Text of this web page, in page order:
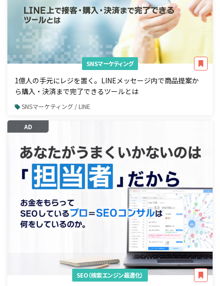
SNSマーケティング
1億人の手元にレジを置く。LINEメッセージ内で商品提案か
ら購入・決済まで完了できるツールとは
SNSマーケティング / LINE
AD
SEO（検索エンジン最適化）